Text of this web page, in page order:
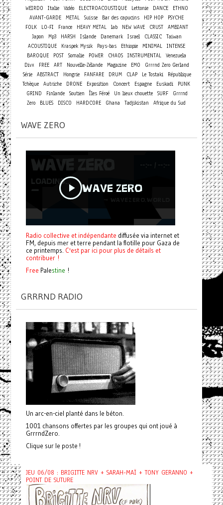
WEIRDO
Italie Vidéo ELECTROACOUSTIQUE Lettonie DANCE
ETHNO
AVANT-GARDE METAL Suisse Bar des capucins HIP HOP
PSYCHE
FOLK
LO-FI France HEAVY METAL lab NEW WAVE CRUST
AMBIANT
Japon
Mp3 HARSH Islande Danemark Israel CLASSIC
Taiwan
ACOUSTIQUE
Kraspek Mysik Pays-bas Ethiopie MINIMAL INTENSE
BAROQUE
POST Somalie POWER CHAOS INSTRUMENTAL Venezuela
Divx
FREE ART Nouvelle-Zélande Magazine EMO
Grrrnd Zero Gerland
Série ABSTRACT Hongrie FANFARE DRUM CLAP Le Tostaki
République
Tchèque
Autriche DRONE Exposition Concert Espagne Euskadi
PUNK
GRIND
Finlande Soutien Îles Féroé Un lieux chouette SURF
Grrrnd
Zero
BLUES DISCO HARDCORE Ghana Tadjikistan Afrique du Sud
WAVE ZERO
Radio collective et indépendante diffusée via internet et
FM, depuis mer et terre pendant la flotille pour Gaza de
ce printemps. C'est par ici pour plus de détails et
contribuer !
Free Palestine !
GRRRND RADIO
Un arc-en-ciel planté dans le béton.
1001 chansons offertes par les groupes qui ont joué à
GrrrndZero.
Clique sur le poste !
JEU 06/08 : BRIGITTE NRV + SARAH-MAÏ + TONY GERANNO +
POINT DE SUTURE